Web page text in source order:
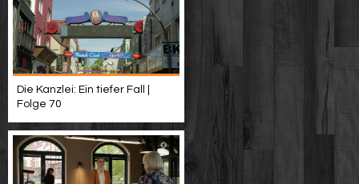
Die Kanzlei: Ein tiefer Fall |
Folge 70